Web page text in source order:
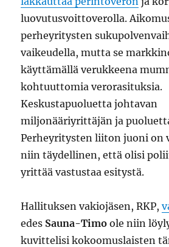
luovutusvoittoverolla.
perheyritysten
vaikeudella, mutta se
käyttämällä verukkeena
kohtuuttomia verorasituksia.
Keskustapuoluetta johtavan
miljonääriyrittäjän ja
Perheyritysten liiton juoni on
niin täydellinen, että olisi
yrittää vastustaa esitystä.
Hallituksen vakiojäsen, RKP,
edes Sauna-Timo ole niin
kuvittelisi kokoomuslaisten